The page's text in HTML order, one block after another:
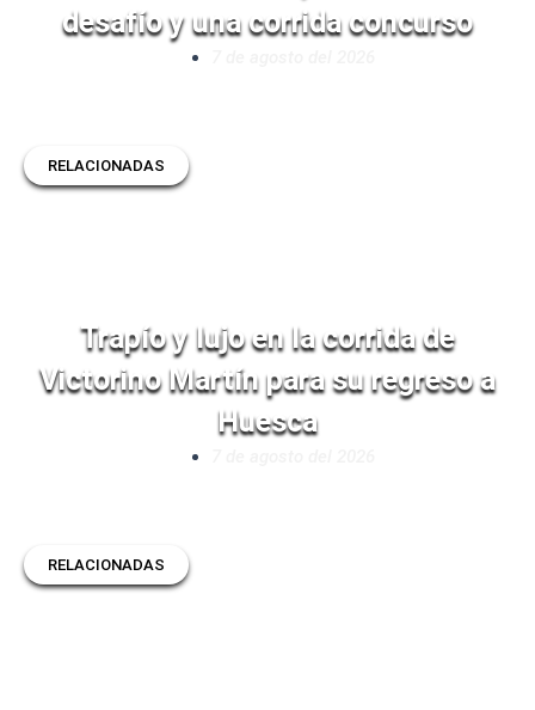
desafío y una corrida concurso
RELACIONADAS
Trapío y lujo en la corrida de
Victorino Martín para su regreso a
Huesca
RELACIONADAS